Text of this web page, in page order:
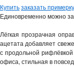
Купитьзаказать примерку
Единовременно можно
Лёгкая прозрачная
ацетата добавляет
с продольной
офиса, стильная в